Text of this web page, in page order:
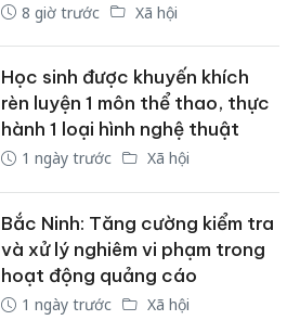
8 giờ trước Xã hội
Học sinh được khuyến khích
rèn luyện 1 môn thể thao, thực
hành 1 loại hình nghệ thuật
1 ngày trước Xã hội
Bắc Ninh: Tăng cường kiểm tra
và xử lý nghiêm vi phạm trong
hoạt động quảng cáo
1 ngày trước Xã hội